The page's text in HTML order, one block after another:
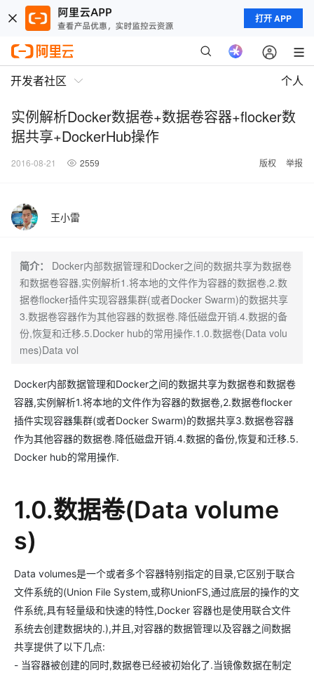
打开 APP
开发者社区 个人
实例解析Docker数据卷+数据卷容器+flocker数
据共享+DockerHub操作
2016-08-21 2559 版权 举报
王小雷
简介：
Docker内部数据管理和Docker之间的数据共享为数据卷
和数据卷容器,实例解析1.将本地的文件作为容器的数据卷,2.数
据卷flocker插件实现容器集群(或者Docker Swarm)的数据共享
3.数据卷容器作为其他容器的数据卷.降低磁盘开销.4.数据的备
份,恢复和迁移.5.Docker hub的常用操作.1.0.数据卷(Data volu
mes)Data vol
Docker内部数据管理和Docker之间的数据共享为数据卷和数据卷
容器,实例解析1.将本地的文件作为容器的数据卷,2.数据卷flocker
插件实现容器集群(或者Docker Swarm)的数据共享3.数据卷容器
作为其他容器的数据卷.降低磁盘开销.4.数据的备份,恢复和迁移.5.
Docker hub的常用操作.
1.0.数据卷(Data volume
s)
Data volumes是一个或者多个容器特别指定的目录,它区别于联合
文件系统的(Union File System,或称UnionFS,通过底层的操作的文
件系统,具有轻量级和快速的特性,Docker 容器也是使用联合文件
系统去创建数据块的.),并且,对容器的数据管理以及容器之间数据
共享提供了以下几点:
- 当容器被创建的同时,数据卷已经被初始化了.当镜像数据在制定